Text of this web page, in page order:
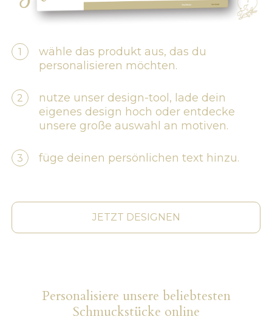
wähle das produkt aus, das du
personalisieren möchten.
nutze unser design-tool, lade dein
eigenes design hoch oder entdecke
unsere große auswahl an motiven.
füge deinen persönlichen text hinzu.
JETZT DESIGNEN
Personalisiere unsere beliebtesten
Schmuckstücke online